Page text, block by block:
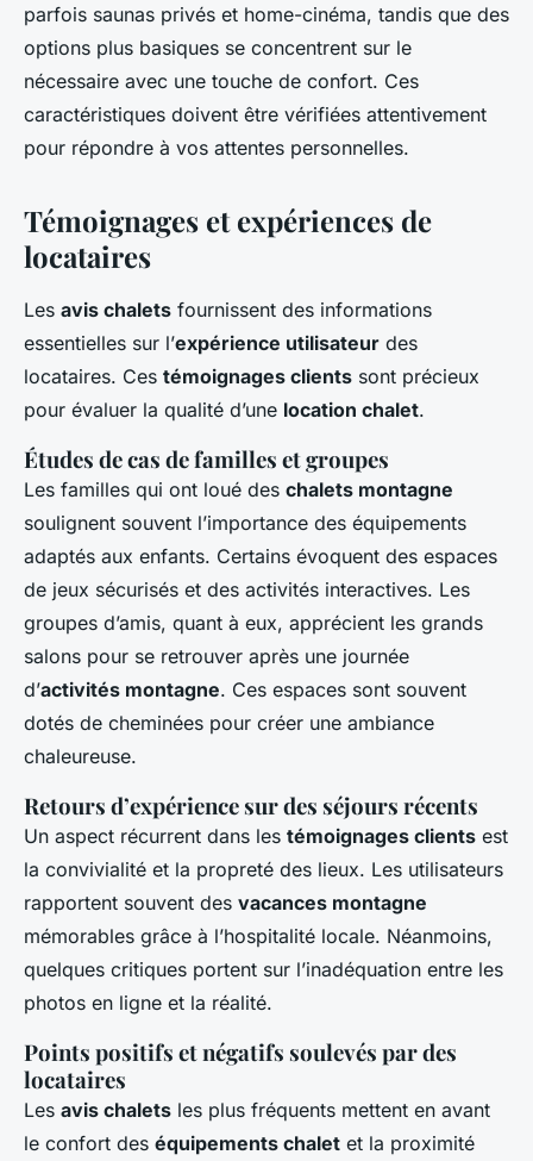
parfois saunas privés et home-cinéma, tandis que des
options plus basiques se concentrent sur le
nécessaire avec une touche de confort. Ces
caractéristiques doivent être vérifiées attentivement
pour répondre à vos attentes personnelles.
Témoignages et expériences de
locataires
Les avis chalets fournissent des informations
essentielles sur l’expérience utilisateur des
locataires. Ces témoignages clients sont précieux
pour évaluer la qualité d’une location chalet.
Études de cas de familles et groupes
Les familles qui ont loué des chalets montagne
soulignent souvent l’importance des équipements
adaptés aux enfants. Certains évoquent des espaces
de jeux sécurisés et des activités interactives. Les
groupes d’amis, quant à eux, apprécient les grands
salons pour se retrouver après une journée
d’activités montagne. Ces espaces sont souvent
dotés de cheminées pour créer une ambiance
chaleureuse.
Retours d’expérience sur des séjours récents
Un aspect récurrent dans les témoignages clients est
la convivialité et la propreté des lieux. Les utilisateurs
rapportent souvent des vacances montagne
mémorables grâce à l’hospitalité locale. Néanmoins,
quelques critiques portent sur l’inadéquation entre les
photos en ligne et la réalité.
Points positifs et négatifs soulevés par des
locataires
Les avis chalets les plus fréquents mettent en avant
le confort des équipements chalet et la proximité